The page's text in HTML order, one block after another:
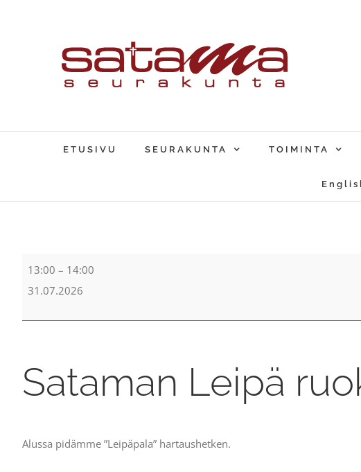
ETUSIVU SEURAKUNTA TOIMINTA
Sataman
leipä
13:00 – 14:00
31.07.2026
Sataman Leipä
Alussa pidämme ”Leipäpala” hartaushetken.